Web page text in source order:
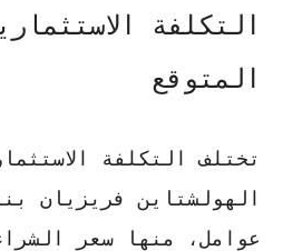
التكلفة
المتوقع
تختلف التكلفة
الهولشتاين فريزيان
عوامل، منها سعر